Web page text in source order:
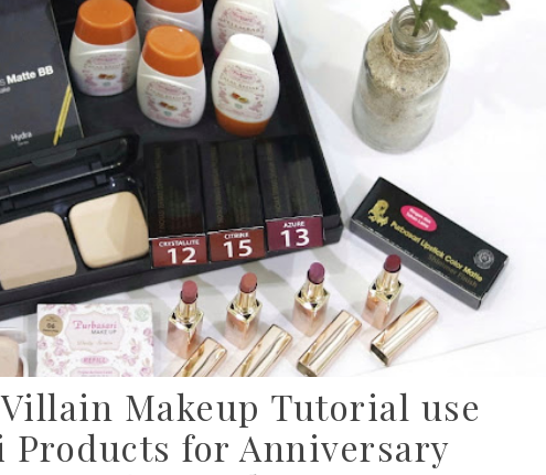
Makeup Tutorial use
Products for Anniversary